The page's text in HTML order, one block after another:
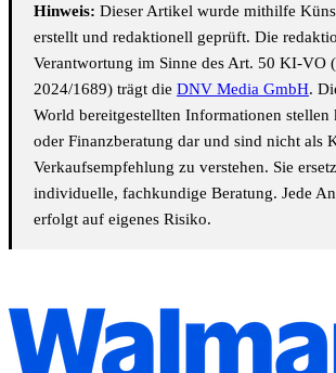
Hinweis: Dieser Artikel wurde mithilfe
erstellt und redaktionell geprüft. Die
Verantwortung im Sinne des Art. 50 KI-VO
2024/1689) trägt die DNV Media GmbH.
World bereitgestellten Informationen stellen
oder Finanzberatung dar und sind nicht als
Verkaufsempfehlung zu verstehen. Sie
individuelle, fachkundige Beratung. Jede
erfolgt auf eigenes Risiko.